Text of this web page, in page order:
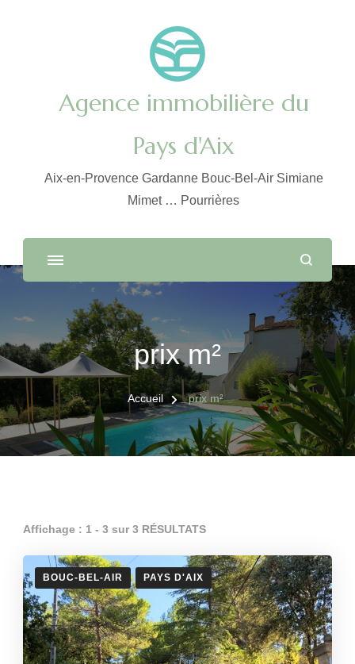
Agence immobilière du
Pays d'Aix
Aix-en-Provence Gardanne Bouc-Bel-Air Simiane
Mimet … Pourrières
prix m²
Accueil prix m²
Affichage : 1 - 3 sur 3 RÉSULTATS
BOUC-BEL-AIR PAYS D'AIX